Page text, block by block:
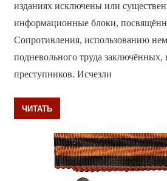
изданиях исключены или
информационные блоки,
Сопротивления, использованию
подневольного труда заключённых,
преступников. Исчезли
ЧИТАТЬ